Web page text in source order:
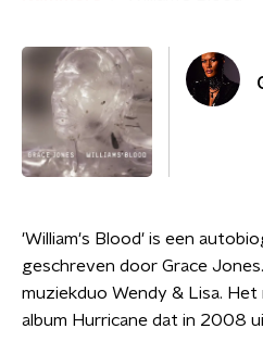
'William's Blood' is een
geschreven door Grace
muziekduo Wendy & Lisa.
album Hurricane dat in 2008